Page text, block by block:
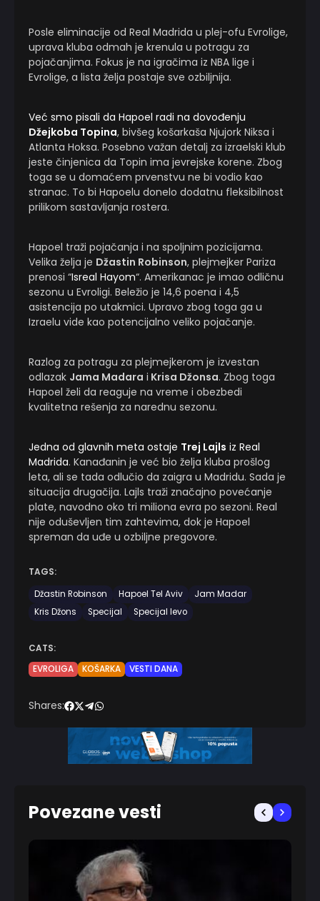
Posle eliminacije od Real Madrida u plej-ofu Evrolige,
uprava kluba odmah je krenula u potragu za
pojačanjima. Fokus je na igračima iz NBA lige i
Evrolige, a lista želja postaje sve ozbiljnija.
Već smo pisali da Hapoel radi na dovođenju
Džejkoba Topina, bivšeg košarkaša Njujork Niksa i
Atlanta Hoksa. Posebno važan detalj za izraelski klub
jeste činjenica da Topin ima jevrejske korene. Zbog
toga se u domaćem prvenstvu ne bi vodio kao
stranac. To bi Hapoelu donelo dodatnu fleksibilnost
prilikom sastavljanja rostera.
Hapoel traži pojačanja i na spoljnim pozicijama.
Velika želja je Džastin Robinson, plejmejker Pariza
prenosi “Isreal Hayom“. Amerikanac je imao odličnu
sezonu u Evroligi. Beležio je 14,6 poena i 4,5
asistencija po utakmici. Upravo zbog toga ga u
Izraelu vide kao potencijalno veliko pojačanje.
Razlog za potragu za plejmejkerom je izvestan
odlazak Jama Madara i Krisa Džonsa. Zbog toga
Hapoel želi da reaguje na vreme i obezbedi
kvalitetna rešenja za narednu sezonu.
Jedna od glavnih meta ostaje Trej Lajls iz Real
Madrida. Kanađanin je već bio želja kluba prošlog
leta, ali se tada odlučio da zaigra u Madridu. Sada je
situacija drugačija. Lajls traži značajno povećanje
plate, navodno oko tri miliona evra po sezoni. Real
nije oduševljen tim zahtevima, dok je Hapoel
spreman da uđe u ozbiljne pregovore.
TAGS:
Džastin Robinson
Hapoel Tel Aviv
Jam Madar
Kris Džons
Specijal Specijal levo
CATS:
EVROLIGA
KOŠARKA VESTI DANA
Shares:
Povezane vesti